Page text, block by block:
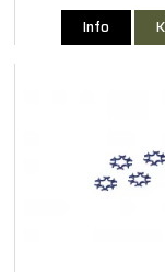
Info